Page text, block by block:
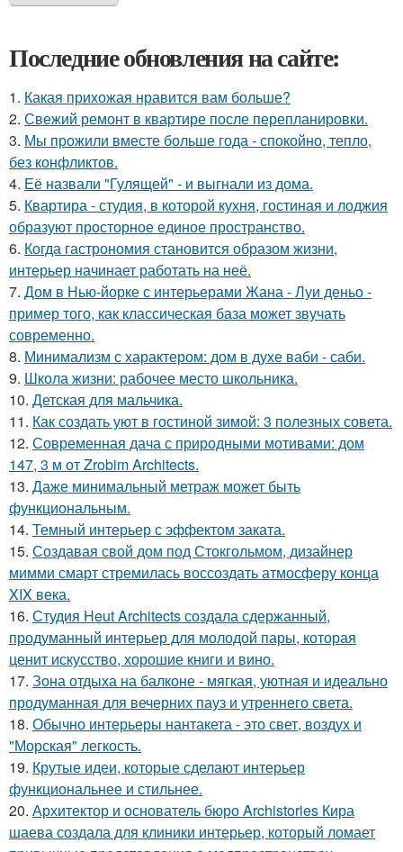
Последние обновления на сайте:
1. Какая прихожая нравится вам больше?
2. Свежий ремонт в квартире после перепланировки.
3. Мы прожили вместе больше года - спокойно, тепло,
без конфликтов.
4. Её назвали "Гулящей" - и выгнали из дома.
5. Квартира - студия, в которой кухня, гостиная и лоджия
образуют просторное единое пространство.
6. Когда гастрономия становится образом жизни,
интерьер начинает работать на неё.
7. Дом в Нью-йорке с интерьерами Жана - Луи деньо -
пример того, как классическая база может звучать
современно.
8. Минимализм с характером: дом в духе ваби - саби.
9. Школа жизни: рабочее место школьника.
10. Детская для мальчика.
11. Как создать уют в гостиной зимой: 3 полезных совета.
12. Современная дача с природными мотивами: дом
147, 3 м от Zrobim Architects.
13. Даже минимальный метраж может быть
функциональным.
14. Темный интерьер с эффектом заката.
15. Создавая свой дом под Стокгольмом, дизайнер
мимми смарт стремилась воссоздать атмосферу конца
XIX века.
16. Студия Heut Architects создала сдержанный,
продуманный интерьер для молодой пары, которая
ценит искусство, хорошие книги и вино.
17. Зона отдыха на балконе - мягкая, уютная и идеально
продуманная для вечерних пауз и утреннего света.
18. Обычно интерьеры нантакета - это свет, воздух и
"Морская" легкость.
19. Крутые идеи, которые сделают интерьер
функциональнее и стильнее.
20. Архитектор и основатель бюро Archistories Кира
шаева создала для клиники интерьер, который ломает